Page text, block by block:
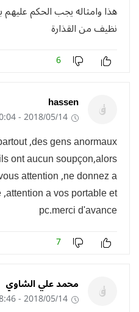
هذا وامثاله يجب الحكم
نظيف من القذارة
6
hassen
2018/05/14 - 10:04
,des gens anormaux
ont aucun soupçon,alors
attention ,ne donnez a
a vos portable et
pc.merci d'avance
7
محمد علي الشاوي
2018/05/14 - 08:46